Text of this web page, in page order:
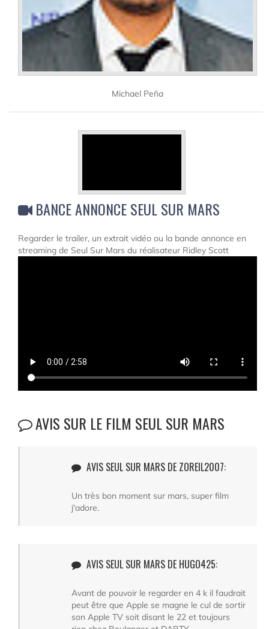
Michael Peña
BANCE ANNONCE SEUL SUR MARS
Regarder le trailer, un extrait vidéo ou la bande annonce en
streaming de Seul Sur Mars du réalisateur Ridley Scott
AVIS SUR LE FILM SEUL SUR MARS
AVIS SEUL SUR MARS DE ZOREIL2007:
Un très bon moment sur mars, super film
j'adore.
AVIS SEUL SUR MARS DE HUGO425:
Avant de pouvoir le regarder en 4 k il faudrait
peut être que Apple se magne le cul de sortir
son Apple TV soit disant le 22 et toujours